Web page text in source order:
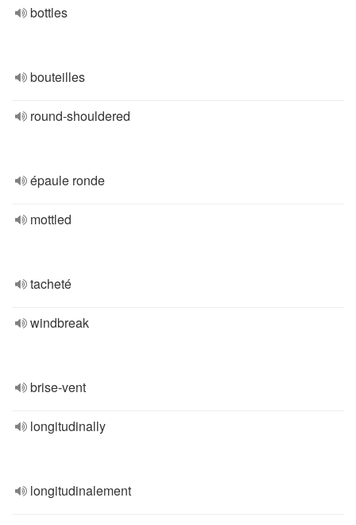
bottles
bouteilles
round-shouldered
épaule ronde
mottled
tacheté
windbreak
brise-vent
longitudinally
longitudinalement